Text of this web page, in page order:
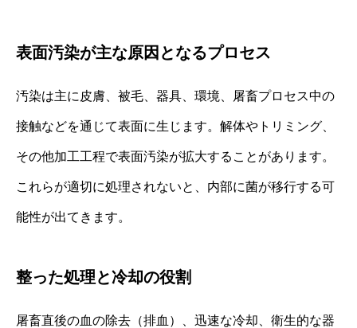
表面汚染が主な原因となるプロセス
汚染は主に皮膚、被毛、器具、環境、屠畜プロセス中の
接触などを通じて表面に生じます。解体やトリミング、
その他加工工程で表面汚染が拡大することがあります。
これらが適切に処理されないと、内部に菌が移行する可
能性が出てきます。
整った処理と冷却の役割
屠畜直後の血の除去（排血）、迅速な冷却、衛生的な器